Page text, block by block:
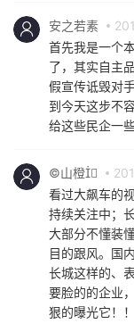
安之若素
首先我是一个
了，其实自主
假宣传诋毁对
到今天这步不
给这些民企一
©山橙
看过大飙车的
持续关注中；
大部分不懂装
目的跟风。国
长城这样的、
要脸的的企业
狠的曝光它！！